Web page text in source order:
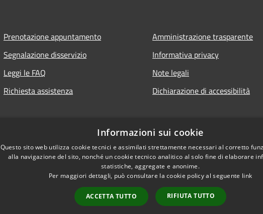
Prenotazione appuntamento
Segnalazione disservizio
Leggi le FAQ
Richiesta assistenza
Amministrazione trasparente
Informativa privacy
Note legali
Dichiarazione di accessibilità
Copyright © 2026 • Comune di
Informazioni sui cookie
Questo sito web utilizza cookie tecnici e assimilati strettamente necessari al corretto
alla navigazione del sito, nonché un cookie tecnico analitico al solo fine di elaborare
statistiche, aggregate e anonime.
Per maggiori dettagli, può consultare la cookie policy al seguente link
ACCETTA TUTTO RIFIUTA TUTTO